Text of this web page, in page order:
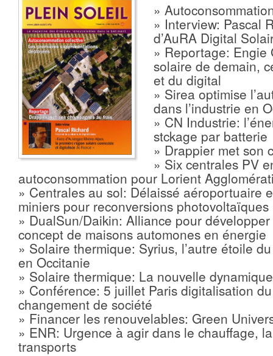
»
» Interview: Pascal
d’AuRA Digital
» Reportage: Engie
solaire de demain,
et du digital
» Sirea optimise
dans l’industrie en
» CN Industrie:
stckage par batterie
» Drappier met son
» Six centrales PV
autoconsommation pour Lorient
» Centrales au sol: Délaissé aéroportuaire
miniers pour reconversions photovoltaïques
» DualSun/Daikin: Alliance pour
concept de maisons automones en énergie
» Solaire thermique: Syrius, l’autre étoile
en Occitanie
» Solaire thermique: La nouvelle dynamique
» Conférence: 5 juillet Paris digitalisation
changement de société
» Financer les renouvelables: Green
» ENR: Urgence à agir dans le chauffage,
transports